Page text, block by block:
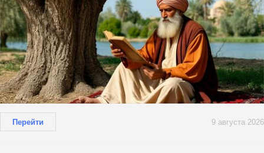
Перейти 9 августа 2026